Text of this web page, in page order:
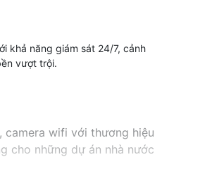
khả năng giám sát 24/7, cảnh
vượt trội.
camera wifi với thương hiệu
cho những dự án nhà nước